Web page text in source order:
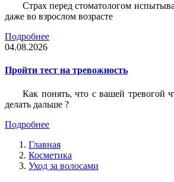
Страх перед стоматологом
даже во взрослом возрасте
Подробнее
04.08.2026
Пройти тест на тревожность
Как понять, что с вашей тревогой
делать дальше ?
Подробнее
Главная
Косметика
Уход за волосами